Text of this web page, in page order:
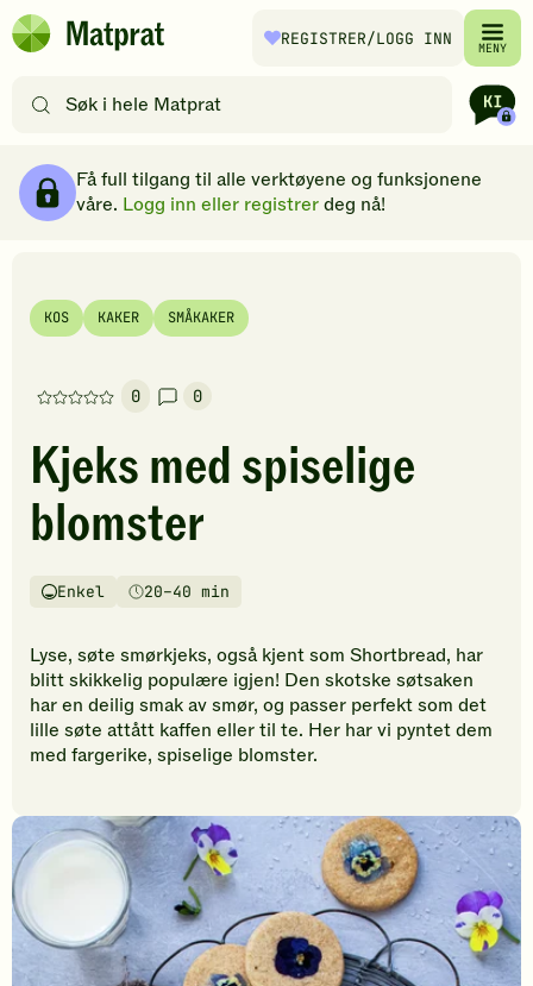
Hopp til hovedinnhold
Matprat
REGISTRER/LOGG INN MENY
etter
filtre
Få full tilgang til alle verktøyene og funksjonene
våre. Logg inn eller registrerdeg nå!
KOS KAKER SMÅKAKER
0
Denne
har
foreløpig
ingen
vurderinger.
den
å
vurdere
denne
oppskriften.
0
Kjeks med spiselige
blomster
Vanskelighetsgrad
Enkel
Tilberedningstid20–40 min
Lyse, søte smørkjeks, også kjent som Shortbread, har
blitt skikkelig populære igjen! Den skotske søtsaken
har en deilig smak av smør, og passer perfekt som det
lille søte attått kaffen eller til te. Her har vi pyntet dem
med fargerike, spiselige blomster.